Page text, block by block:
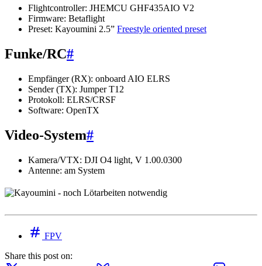
Flightcontroller: JHEMCU GHF435AIO V2
Firmware: Betaflight
Preset: Kayoumini 2.5” Freestyle oriented preset
Funke/RC#
Empfänger (RX): onboard AIO ELRS
Sender (TX): Jumper T12
Protokoll: ELRS/CRSF
Software: OpenTX
Video-System#
Kamera/VTX: DJI O4 light, V 1.00.0300
Antenne: am System
FPV
Share this post on: